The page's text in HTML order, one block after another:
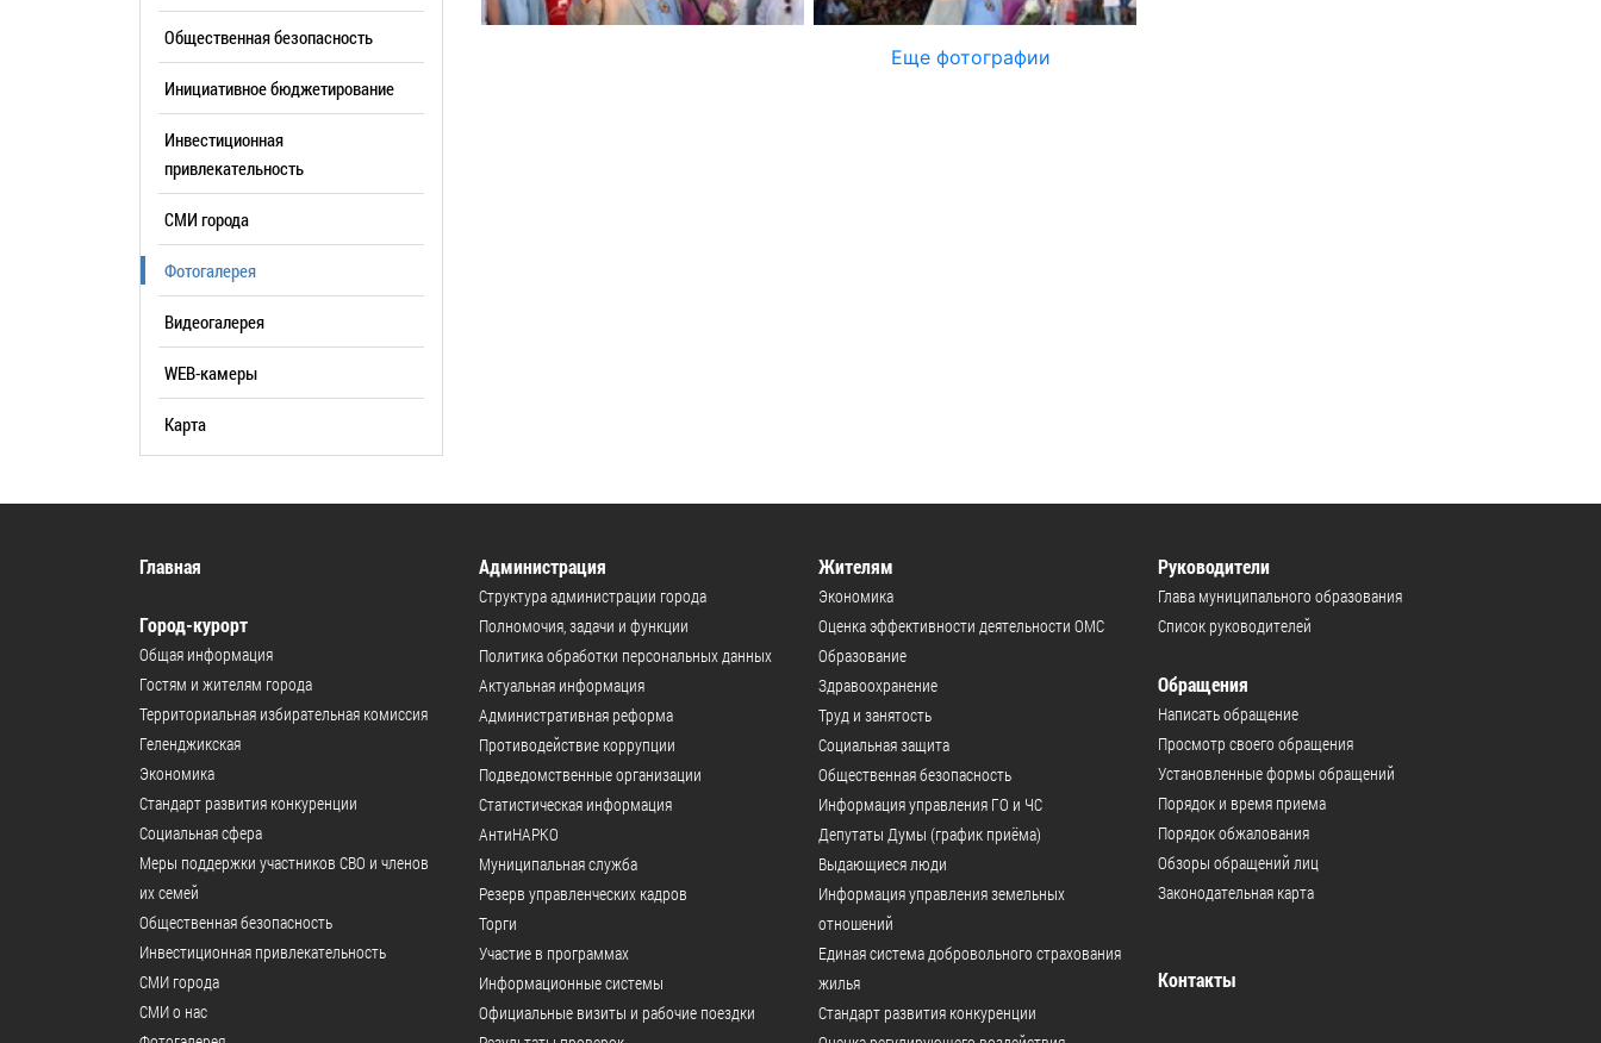
Список руководителейОбщественная безопасность
Инициативное бюджетирование
Инвестиционная
привлекательность
СМИ города
Фотогалерея
Видеогалерея
WEB-камеры
Карта
Еще фотографии
Главная
Город-курорт
Общая информация
Гостям и жителям города
Территориальная избирательная комиссия
Геленджикcкая
Экономика
Стандарт развития конкуренции
Социальная сфера
Меры поддержки участников СВО и членов
их семей
Общественная безопасность
Инвестиционная привлекательность
СМИ города
СМИ о нас
Администрация
Структура администрации города
Полномочия, задачи и функции
Политика обработки персональных данных
Актуальная информация
Административная реформа
Противодействие коррупции
Подведомственные организации
Статистическая информация
АнтиНАРКО
Муниципальная служба
Резерв управленческих кадров
Торги
Участие в программах
Информационные системы
Официальные визиты и рабочие поездки
Жителям
Экономика
Оценка эффективности деятельности ОМС
Образование
Здравоохранение
Труд и занятость
Социальная защита
Общественная безопасность
Информация управления ГО и ЧС
Депутаты Думы (график приёма)
Выдающиеся люди
Информация управления земельных
отношений
Единая система добровольного страхования
жилья
Стандарт развития конкуренции
Руководители
Глава муниципального образования
Список руководителей
Обращения
Написать обращение
Просмотр своего обращения
Установленные формы обращений
Порядок и время приема
Порядок обжалования
Обзоры обращений лиц
Законодательная карта
Контакты